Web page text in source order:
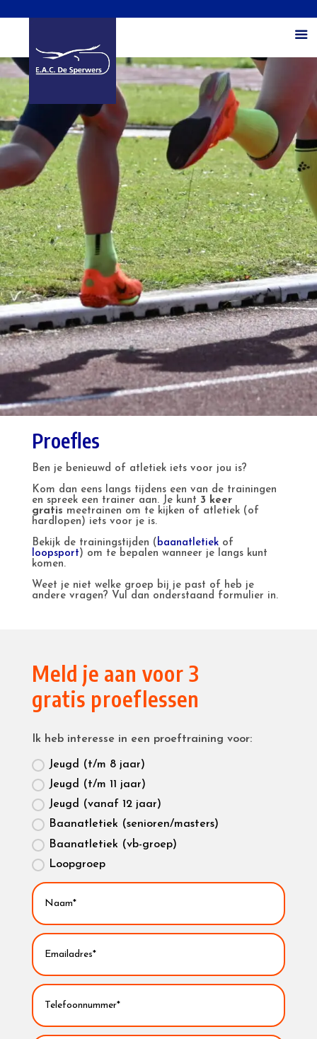
Proefles
Ben je benieuwd of atletiek iets voor jou is?
Kom dan eens langs tijdens een van de trainingen
en spreek een trainer aan. Je kunt 3 keer
gratis meetrainen om te kijken of atletiek (of
hardlopen) iets voor je is.
Bekijk detrainingstijden ( baanatletiekof
loopsport ) om te bepalen wanneer je langs kunt
komen.
Weet je niet welke groep bij je past of heb je
andere vragen? Vul dan onderstaand formulier in.
Meld je aan voor 3
gratis proeflessen
Ik heb interesse in een proeftraining voor:
Jeugd (t/m 8 jaar)
Jeugd (t/m 11 jaar)
Jeugd (vanaf 12 jaar)
Baanatletiek (senioren/masters)
Baanatletiek (vb-groep)
Loopgroep